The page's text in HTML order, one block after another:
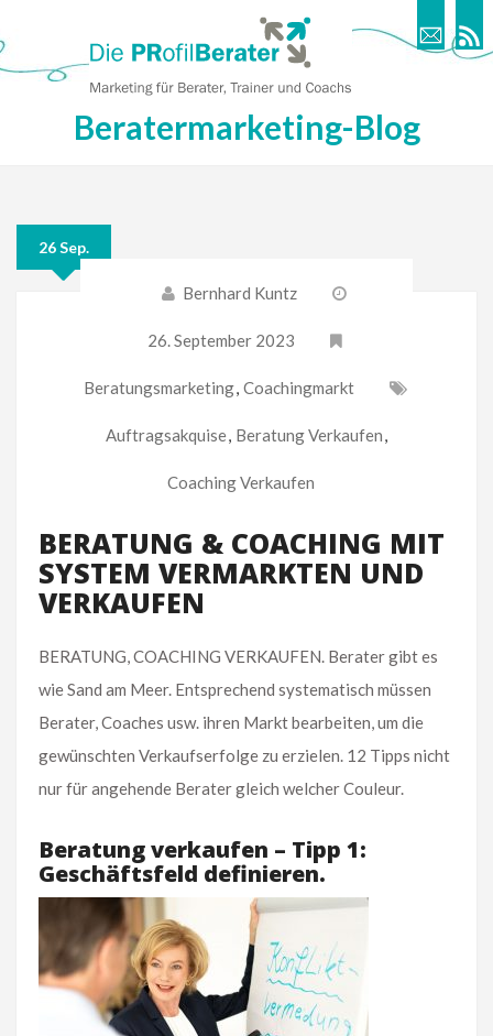
Beratermarketing-Blog
26 Sep.
Bernhard Kuntz
26. September 2023
Beratungsmarketing, Coachingmarkt
Auftragsakquise, Beratung Verkaufen,
Coaching Verkaufen
BERATUNG & COACHING MIT
SYSTEM VERMARKTEN UND
VERKAUFEN
BERATUNG, COACHING VERKAUFEN. Berater gibt es
wie Sand am Meer. Entsprechend systematisch müssen
Berater, Coaches usw. ihren Markt bearbeiten, um die
gewünschten Verkaufserfolge zu erzielen. 12 Tipps nicht
nur für angehende Berater gleich welcher Couleur.
Beratung verkaufen – Tipp 1:
Geschäftsfeld definieren.